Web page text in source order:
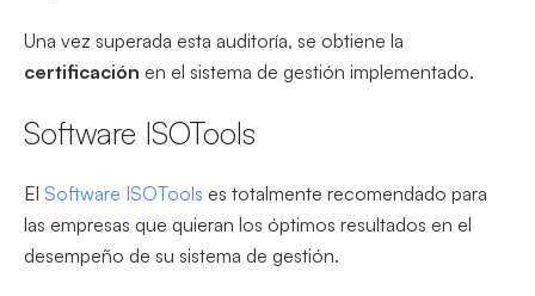
Una vez superada esta auditoría, se obtiene la
certificación en el sistema de gestión implementado.
Software ISOTools
El Software ISOTools es totalmente recomendado para
las empresas que quieran los óptimos resultados en el
desempeño de su sistema de gestión.